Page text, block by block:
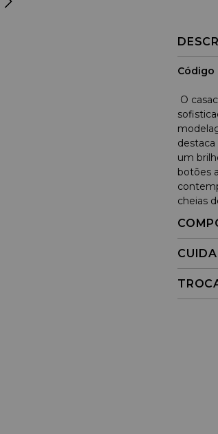
Código
O
um
botões
cheias